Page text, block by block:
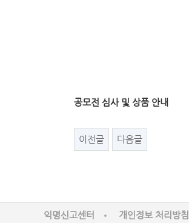
공모전 심사 및 상품 안내
이전글 다음글
익명신고센터 개인정보 처리방침